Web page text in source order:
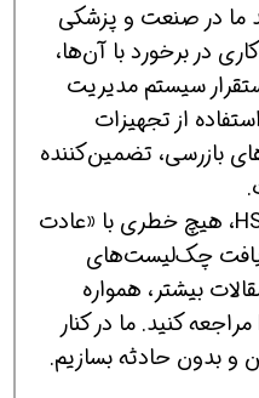
ما در صنعت و پزشکی
در برخورد با آن‌ها،
سیستم مدیریت
از تجهیزات
بازرسی، تضمین‌کننده
به یاد داشته باشید، در حوزه HSE، هیچ خطری با «عادت
چک‌لیست‌های
بیشتر، همواره
مراجعه کنید. ما در کنار
و بدون حادثه بسازیم.